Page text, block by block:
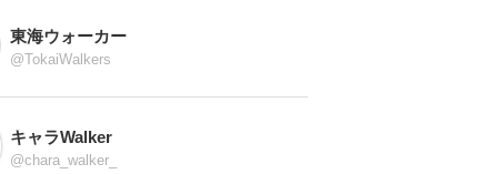
東海ウォーカー
@TokaiWalkers
キャラWalker
@chara_walker_